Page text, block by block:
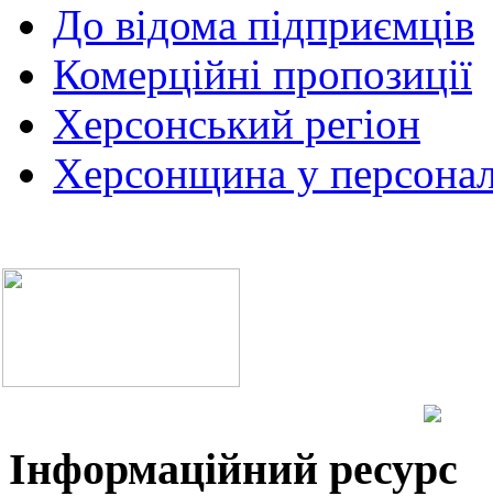
До відома підприємців
Комерційні пропозиції
Херсонський регіон
Херсонщина у
Інформаційний ресурс